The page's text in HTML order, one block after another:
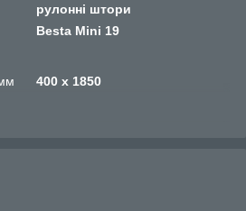
рулонні штори
Besta Mini 19
400 х 1850